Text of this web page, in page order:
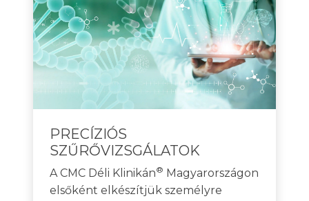
PRECÍZIÓS
SZŰRŐVIZSGÁLATOK
A CMC Déli Klinikán® Magyarországon
elsőként elkészítjük személyre